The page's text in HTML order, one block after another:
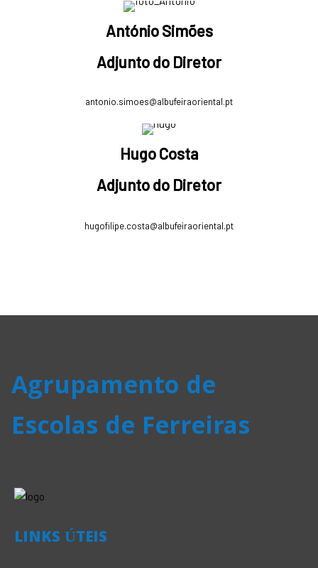
António Simões
Adjunto do Diretor
antonio.simoes@albufeiraoriental.pt
Hugo Costa
Adjunto do Diretor
hugofilipe.costa@albufeiraoriental.pt
Agrupamento de
Escolas de Ferreiras
LINKS ÚTEIS